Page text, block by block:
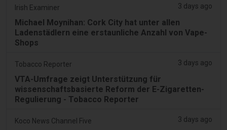
Irish Examiner 3 days ago
Michael Moynihan: Cork City hat unter allen
Ladenstädlern eine erstaunliche Anzahl von Vape-
Shops
Tobacco Reporter 3 days ago
VTA-Umfrage zeigt Unterstützung für
wissenschaftsbasierte Reform der E-Zigaretten-
Regulierung - Tobacco Reporter
Koco News Channel Five 3 days ago